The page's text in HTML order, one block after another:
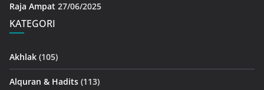
Raja Ampat 27/06/2025
KATEGORI
Akhlak (105)
Alquran & Hadits (113)